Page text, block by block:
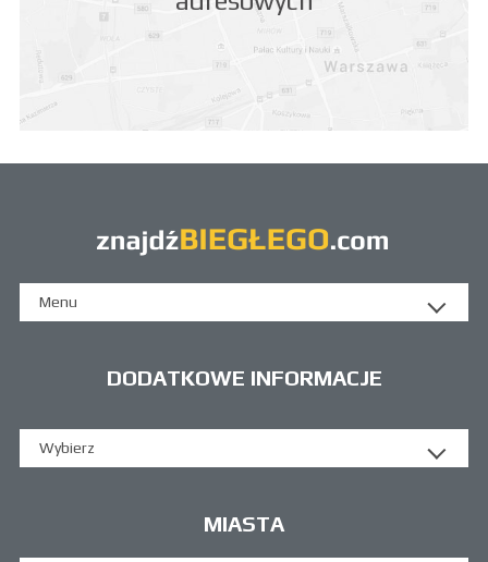
Menu
DODATKOWE INFORMACJE
Wybierz
MIASTA